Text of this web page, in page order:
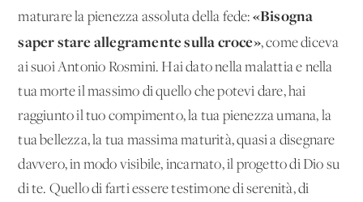
maturare la pienezza assoluta della fede: «Bisogna
saper stare allegramente sulla croce», come diceva
ai suoi Antonio Rosmini. Hai dato nella malattia e nella
tua morte il massimo di quello che potevi dare, hai
raggiunto il tuo compimento, la tua pienezza umana, la
tua bellezza, la tua massima maturità, quasi a disegnare
davvero, in modo visibile, incarnato, il progetto di Dio su
di te. Quello di farti essere testimone di serenità, di